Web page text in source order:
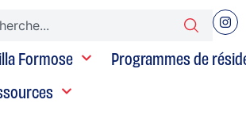
Formose Programmes de